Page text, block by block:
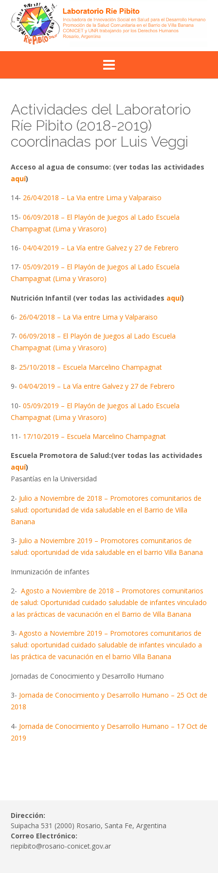
content
Actividades del Laboratorio
Ríe Pibito (2018-2019)
coordinadas por Luis Veggi
Acceso al agua de consumo: (ver todas las actividades
aquí)
14- 26/04/2018 – La Via entre Lima y Valparaiso
15- 06/09/2018 – El Playón de Juegos al Lado Escuela
Champagnat (Lima y Virasoro)
16- 04/04/2019 – La Vía entre Galvez y 27 de Febrero
17- 05/09/2019 – El Playón de Juegos al Lado Escuela
Champagnat (Lima y Virasoro)
Nutrición Infantil (ver todas las actividades aquí)
6- 26/04/2018 – La Via entre Lima y Valparaiso
7- 06/09/2018 – El Playón de Juegos al Lado Escuela
Champagnat (Lima y Virasoro)
8- 25/10/2018 – Escuela Marcelino Champagnat
9- 04/04/2019 – La Vía entre Galvez y 27 de Febrero
10- 05/09/2019 – El Playón de Juegos al Lado Escuela
Champagnat (Lima y Virasoro)
11- 17/10/2019 – Escuela Marcelino Champagnat
Escuela Promotora de Salud:(ver todas las actividades
aquí)
Pasantías en la Universidad
2- Julio a Noviembre de 2018 – Promotores comunitarios de
salud: oportunidad de vida saludable en el Barrio de Villa
Banana
3- Julio a Noviembre 2019 – Promotores comunitarios de
salud: oportunidad de vida saludable en el barrio Villa Banana
Inmunización de infantes
2- Agosto a Noviembre de 2018 – Promotores comunitarios
de salud: Oportunidad cuidado saludable de infantes vinculado
a las prácticas de vacunación en el Barrio de Villa Banana
3- Agosto a Noviembre 2019 – Promotores comunitarios de
salud: oportunidad cuidado saludable de infantes vinculado a
las práctica de vacunación en el barrio Villa Banana
Jornadas de Conocimiento y Desarrollo Humano
3- Jornada de Conocimiento y Desarrollo Humano – 25 Oct de
2018
4- Jornada de Conocimiento y Desarrollo Humano – 17 Oct de
2019
Dirección:
Suipacha 531 (2000) Rosario, Santa Fe, Argentina
Correo Electrónico:
riepibito@rosario-conicet.gov.ar